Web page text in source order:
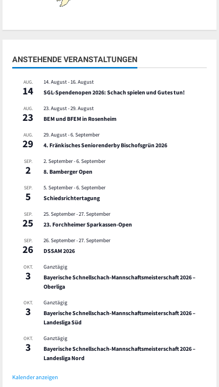
ANSTEHENDE VERANSTALTUNGEN
AUG.
14
14. August- 16. August
SGL-Spendenopen 2026: Schach spielen und Gutes tun!
AUG.
23
23. August-29. August
BEM und BFEM in Rosenheim
AUG.
29
29. August-6. September
4. Fränkisches Seniorenderby Bischofsgrün 2026
SEP.
2
2. September-6. September
8. Bamberger Open
SEP.
5
5. September-6. September
Schiedsrichtertagung
SEP.
25
25. September-27. September
23. Forchheimer Sparkassen-Open
SEP.
26
26. September-27. September
DSSAM 2026
OKT.
3
Ganztägig
Bayerische Schnellschach-Mannschaftsmeisterschaft 2026 –
Oberliga
OKT.
3
Ganztägig
Bayerische Schnellschach-Mannschaftsmeisterschaft 2026 –
Landesliga Süd
OKT.
3
Ganztägig
Bayerische Schnellschach-Mannschaftsmeisterschaft 2026 –
Landesliga Nord
Kalender anzeigen